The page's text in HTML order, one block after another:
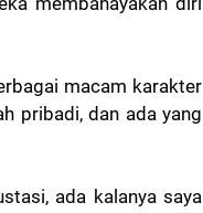
macam karakter
pribadi, dan ada yang
ada kalanya saya